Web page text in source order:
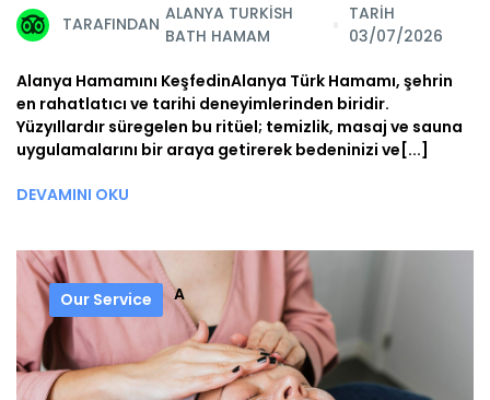
TARAFINDAN
ALANYA TURKISH
BATH HAMAM
TARİH
03/07/2026
Alanya Hamamını KeşfedinAlanya Türk Hamamı, şehrin
en rahatlatıcı ve tarihi deneyimlerinden biridir.
Yüzyıllardır süregelen bu ritüel; temizlik, masaj ve sauna
uygulamalarını bir araya getirerek bedeninizi ve[...]
DEVAMINI OKU
A
Our Service